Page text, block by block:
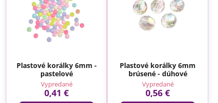
Plastové korálky 6mm -
pastelové
Vypredané
0,41 €
Plastové korálky 6mm
brúsené - dúhové
Vypredané
0,56 €